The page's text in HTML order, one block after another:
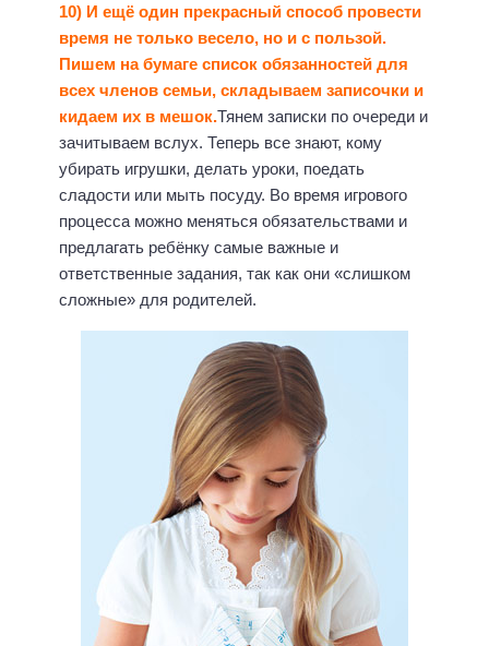
10) И ещё один прекрасный способ провести
время не только весело, но и с пользой.
Пишем на бумаге список обязанностей для
всех членов семьи, складываем записочки и
кидаем их в мешок.Тянем записки по очереди и
зачитываем вслух. Теперь все знают, кому
убирать игрушки, делать уроки, поедать
сладости или мыть посуду. Во время игрового
процесса можно меняться обязательствами и
предлагать ребёнку самые важные и
ответственные задания, так как они «слишком
сложные» для родителей.